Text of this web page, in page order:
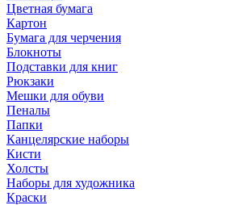
Цветная бумага
Картон
Бумага для черчения
Блокноты
Подставки для книг
Рюкзаки
Мешки для обуви
Пеналы
Папки
Канцелярские наборы
Кисти
Холсты
Наборы для художника
Краски